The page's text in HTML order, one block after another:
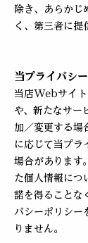
除き、あらかじ
く、第三者に提
当プライバシ
当店Webサイ
や、新たなサー
加／変更する場
に応じて当プラ
場合があります
た個人情報につ
諾を得ることな
バシーポリシー
りません。